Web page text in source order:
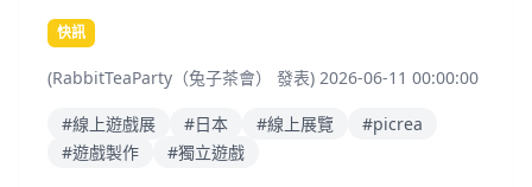
快訊
(RabbitTeaParty（兔子茶會） 發表) 2026-06-11 00:00:00
#線上遊戲展 #日本 #線上展覽
#picrea
#遊戲製作
#獨立遊戲